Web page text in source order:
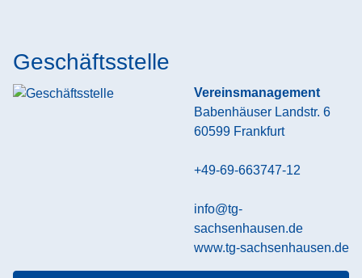
Geschäftsstelle
Vereinsmanagement
Babenhäuser Landstr. 6
60599 Frankfurt
+49-69-663747-12
info@tg-
sachsenhausen.de
www.tg-sachsenhausen.de